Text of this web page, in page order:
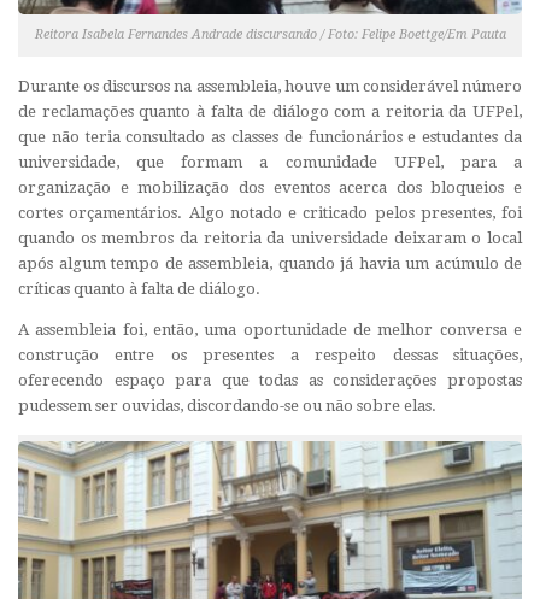
Reitora Isabela Fernandes Andrade discursando / Foto: Felipe Boettge/Em Pauta
Durante os discursos na assembleia, houve um considerável número
de reclamações quanto à falta de diálogo com a reitoria da UFPel,
que não teria consultado as classes de funcionários e estudantes da
universidade, que formam a comunidade UFPel, para a
organização e mobilização dos eventos acerca dos bloqueios e
cortes orçamentários. Algo notado e criticado pelos presentes, foi
quando os membros da reitoria da universidade deixaram o local
após algum tempo de assembleia, quando já havia um acúmulo de
críticas quanto à falta de diálogo.
A assembleia foi, então, uma oportunidade de melhor conversa e
construção entre os presentes a respeito dessas situações,
oferecendo espaço para que todas as considerações propostas
pudessem ser ouvidas, discordando-se ou não sobre elas.